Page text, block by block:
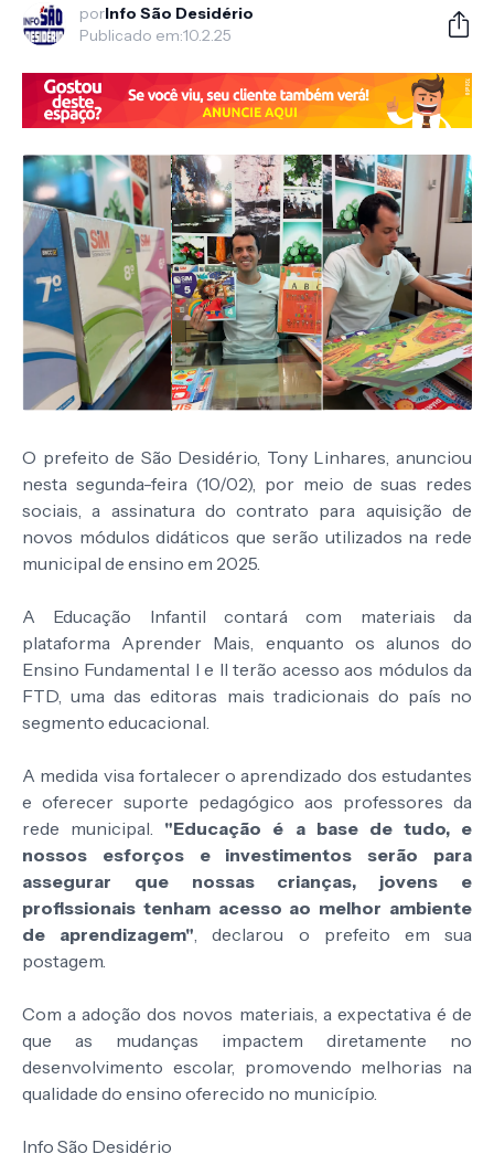
porInfo São Desidério
Publicado em:10.2.25
O prefeito de São Desidério, Tony Linhares, anunciou
nesta segunda-feira (10/02), por meio de suas redes
sociais, a assinatura do contrato para aquisição de
novos módulos didáticos que serão utilizados na rede
municipal de ensino em 2025.
A Educação Infantil contará com materiais da
plataforma Aprender Mais, enquanto os alunos do
Ensino Fundamental I e II terão acesso aos módulos da
FTD, uma das editoras mais tradicionais do país no
segmento educacional.
A medida visa fortalecer o aprendizado dos estudantes
e oferecer suporte pedagógico aos professores da
rede municipal. "Educação é a base de tudo, e
nossos esforços e investimentos serão para
assegurar que nossas crianças, jovens e
profissionais tenham acesso ao melhor ambiente
de aprendizagem" , declarou o prefeito em sua
postagem.
Com a adoção dos novos materiais, a expectativa é de
que as mudanças impactem diretamente no
desenvolvimento escolar, promovendo melhorias na
qualidade do ensino oferecido no município.
Info São Desidério